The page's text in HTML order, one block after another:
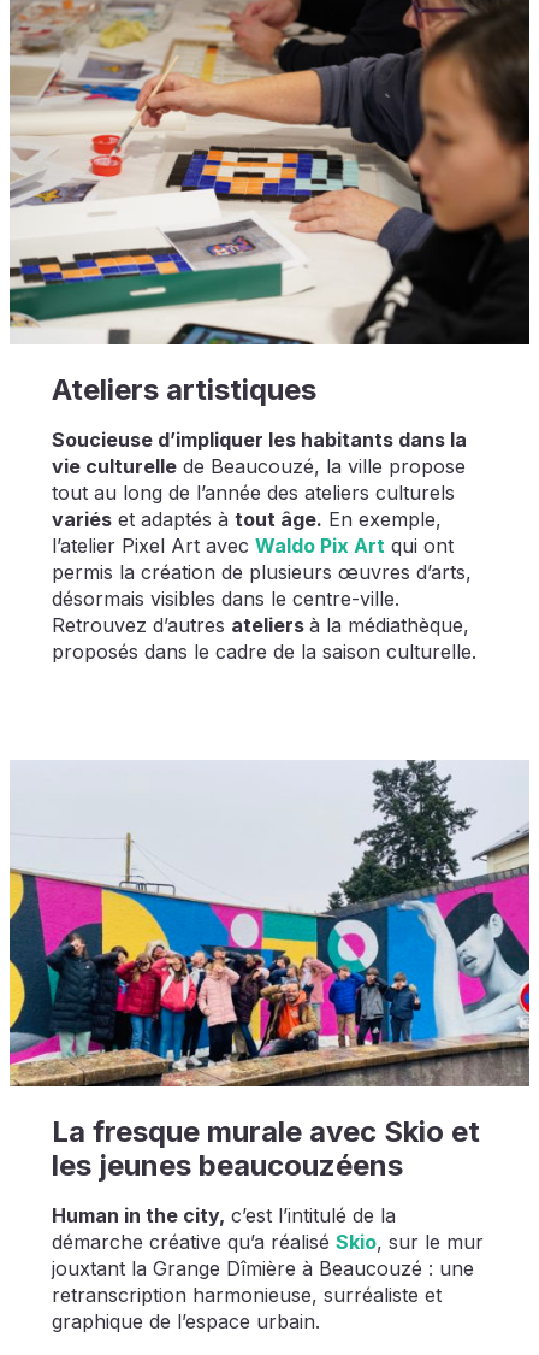
Ateliers artistiques
Soucieuse d’impliquer les habitants dans la
vie culturellede Beaucouzé, la ville propose
tout au long de l’année des ateliers culturels
variéset adaptés à tout âge. En exemple,
l’atelier Pixel Art avec Waldo Pix Artqui ont
permis la création de plusieurs œuvres d’arts,
désormais visibles dans le centre-ville.
Retrouvez d’autres ateliers à la médiathèque,
proposés dans le cadre de la saison culturelle.
La fresque murale avec Skio et
les jeunes beaucouzéens
Human in the city, c’est l’intitulé de la
démarche créative qu’a réalisé Skio, sur le mur
jouxtant la Grange Dîmière à Beaucouzé : une
retranscription harmonieuse, surréaliste et
graphique de l’espace urbain.